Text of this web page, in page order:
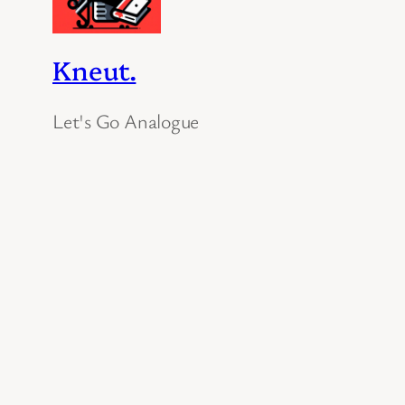
Kneut.
Let's Go Analogue